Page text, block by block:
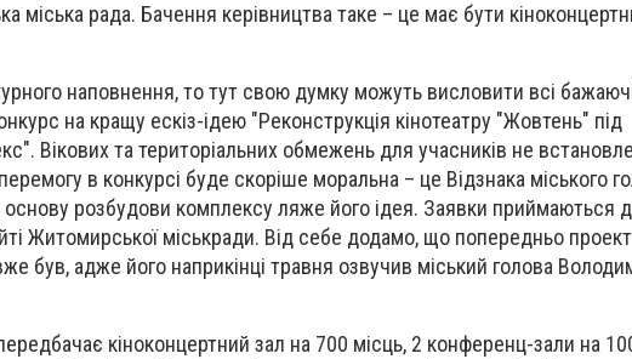
міська рада. Бачення керівництва таке – це має бути
наповнення, то тут свою думку можуть висловити всі
на кращу ескіз-ідею "Реконструкція кінотеатру "Жовтень" під
Вікових та територіальних обмежень для учасників не
в конкурсі буде скоріше моральна – це Відзнака міського
основу розбудови комплексу ляже його ідея. Заявки приймаються
Житомирської міськради. Від себе додамо, що попередньо проект
був, адже його наприкінці травня озвучив міський голова
кіноконцертний зал на 700 місць, 2 конференц-зали на